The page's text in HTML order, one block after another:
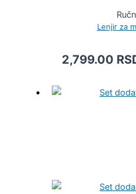
Lenjir za
2,799.00